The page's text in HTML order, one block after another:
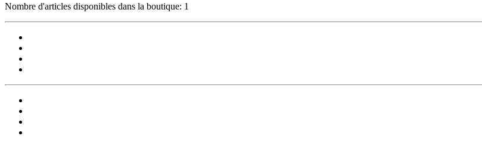
Nombre d'articles disponibles dans la boutique: 1